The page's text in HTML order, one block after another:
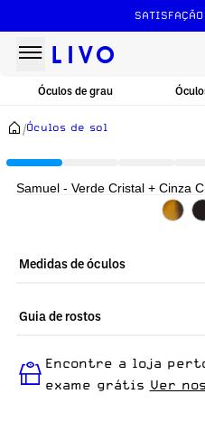
Óculos de grau
/Óculos de sol
Samuel - Verde Cristal + Cinza
Medidas de óculos
Guia de rostos
+ Cinza Cristal é ideal para
confortável para o dia a dia.
Encontre a loja
exame grátis Ver